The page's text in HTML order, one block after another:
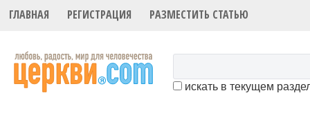
ГЛАВНАЯ РЕГИСТРАЦИЯ РАЗМЕСТИТЬ СТАТЬЮ
искать в текущем